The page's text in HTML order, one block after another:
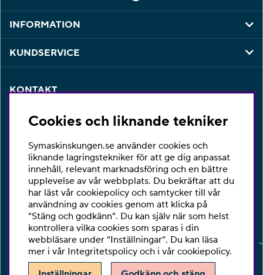
INFORMATION
KUNDSERVICE
KONTAKT
beställning så är du varmt välkommen att kontakta vår
Telefon:010-2518270
E-post:kontakta@symaskinskungen.se
Ångra köp
Cookies och liknande tekniker
Symaskinskungen.se använder cookies och
liknande lagringstekniker för att ge dig anpassat
innehåll, relevant marknadsföring och en bättre
upplevelse av vår webbplats. Du bekräftar att du
har läst vår cookiepolicy och samtycker till vår
användning av cookies genom att klicka på
"Stäng och godkänn". Du kan själv när som helst
kontrollera vilka cookies som sparas i din
webbläsare under ”Inställningar”. Du kan läsa
mer i vår Integritetspolicy och i vår cookiepolicy.